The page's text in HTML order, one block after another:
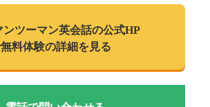
ツーマン英会話の公式HP
無料体験の詳細を見る